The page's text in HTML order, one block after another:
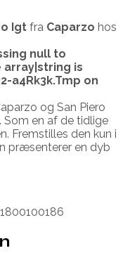
Igt fra Caparzo hos
null to
is
a4Rk3k.Tmp on
og San Piero
Som en af de tidlige
Fremstilles den kun i
præsenterer en dyb